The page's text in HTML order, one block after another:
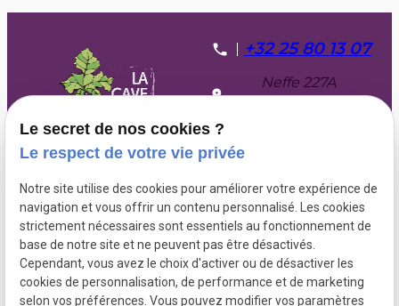
+32 25 80 13 07
Neffe 227A
mercredi sur RDV
samedi de 10h à 18h
Plan du
site
Mentions
légales
TVA
Intracommunautaire :
Le secret de nos cookies ?
Le respect de votre vie privée
Notre site utilise des cookies pour améliorer votre expérience de
navigation et vous offrir un contenu personnalisé. Les cookies
strictement nécessaires sont essentiels au fonctionnement de
base de notre site et ne peuvent pas être désactivés.
Cependant, vous avez le choix d'activer ou de désactiver les
cookies de personnalisation, de performance et de marketing
selon vos préférences. Vous pouvez modifier vos paramètres